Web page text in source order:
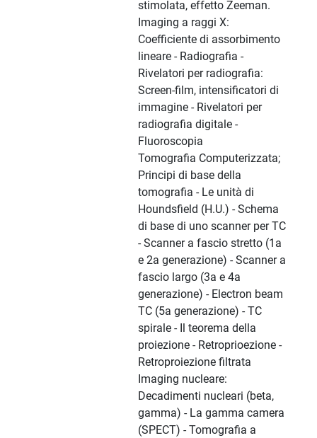
stimolata, effetto Zeeman.
Imaging a raggi X:
Coefficiente di assorbimento
lineare - Radiografia -
Rivelatori per radiografia:
Screen-film, intensificatori di
immagine - Rivelatori per
radiografia digitale -
Fluoroscopia
Tomografia Computerizzata;
Principi di base della
tomografia - Le unità di
Houndsfield (H.U.) - Schema
di base di uno scanner per TC
- Scanner a fascio stretto (1a
e 2a generazione) - Scanner a
fascio largo (3a e 4a
generazione) - Electron beam
TC (5a generazione) - TC
spirale - Il teorema della
proiezione - Retroprioezione -
Retroproiezione filtrata
Imaging nucleare:
Decadimenti nucleari (beta,
gamma) - La gamma camera
(SPECT) - Tomografia a